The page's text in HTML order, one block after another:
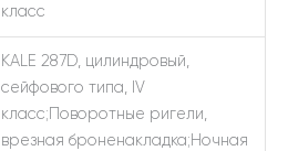
класс
KALE 287D, цилиндровый,
сейфового типа, IV
класс;Поворотные ригели,
врезная броненакладка;Ночная